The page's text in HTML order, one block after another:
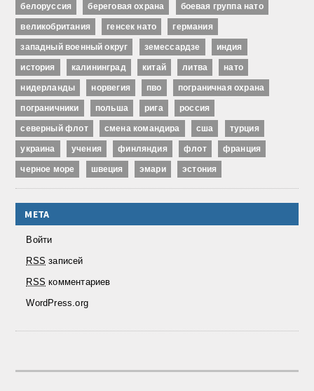
белоруссия береговая охрана боевая группа нато
великобритания генсек нато германия
западный военный округ земессардзе индия
история калининград китай литва нато
нидерланды норвегия пво пограничная охрана
пограничники польша рига россия
северный флот смена командира сша турция
украина учения финляндия флот франция
черное море швеция эмари эстония
МЕТА
Войти
RSS записей
RSS комментариев
WordPress.org